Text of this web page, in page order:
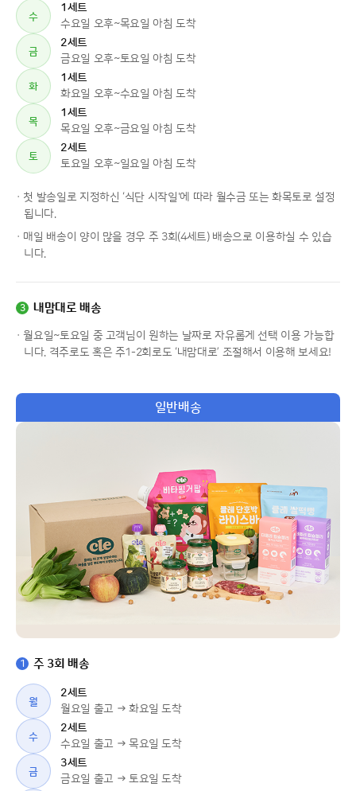
수
1세트
수요일 오후~목요일 아침 도착
금
2세트
금요일 오후~토요일 아침 도착
화
1세트
화요일 오후~수요일 아침 도착
목
1세트
목요일 오후~금요일 아침 도착
토
2세트
토요일 오후~일요일 아침 도착
· 첫 발송일로 지정하신 ‘식단 시작일'에 따라 월수금 또는 화목토로 설정
됩니다.
· 매일 배송이 양이 많을 경우 주 3회(4세트) 배송으로 이용하실 수 있습
니다.
3 내맘대로 배송
· 월요일~토요일 중 고객님이 원하는 날짜로 자유롭게 선택 이용 가능합
니다. 격주로도 혹은 주1-2회로도 ‘내맘대로’ 조절해서 이용해 보세요!
일반배송
1 주 3회 배송
월
2세트
월요일 출고 → 화요일 도착
수
2세트
수요일 출고 → 목요일 도착
금
3세트
금요일 출고 → 토요일 도착